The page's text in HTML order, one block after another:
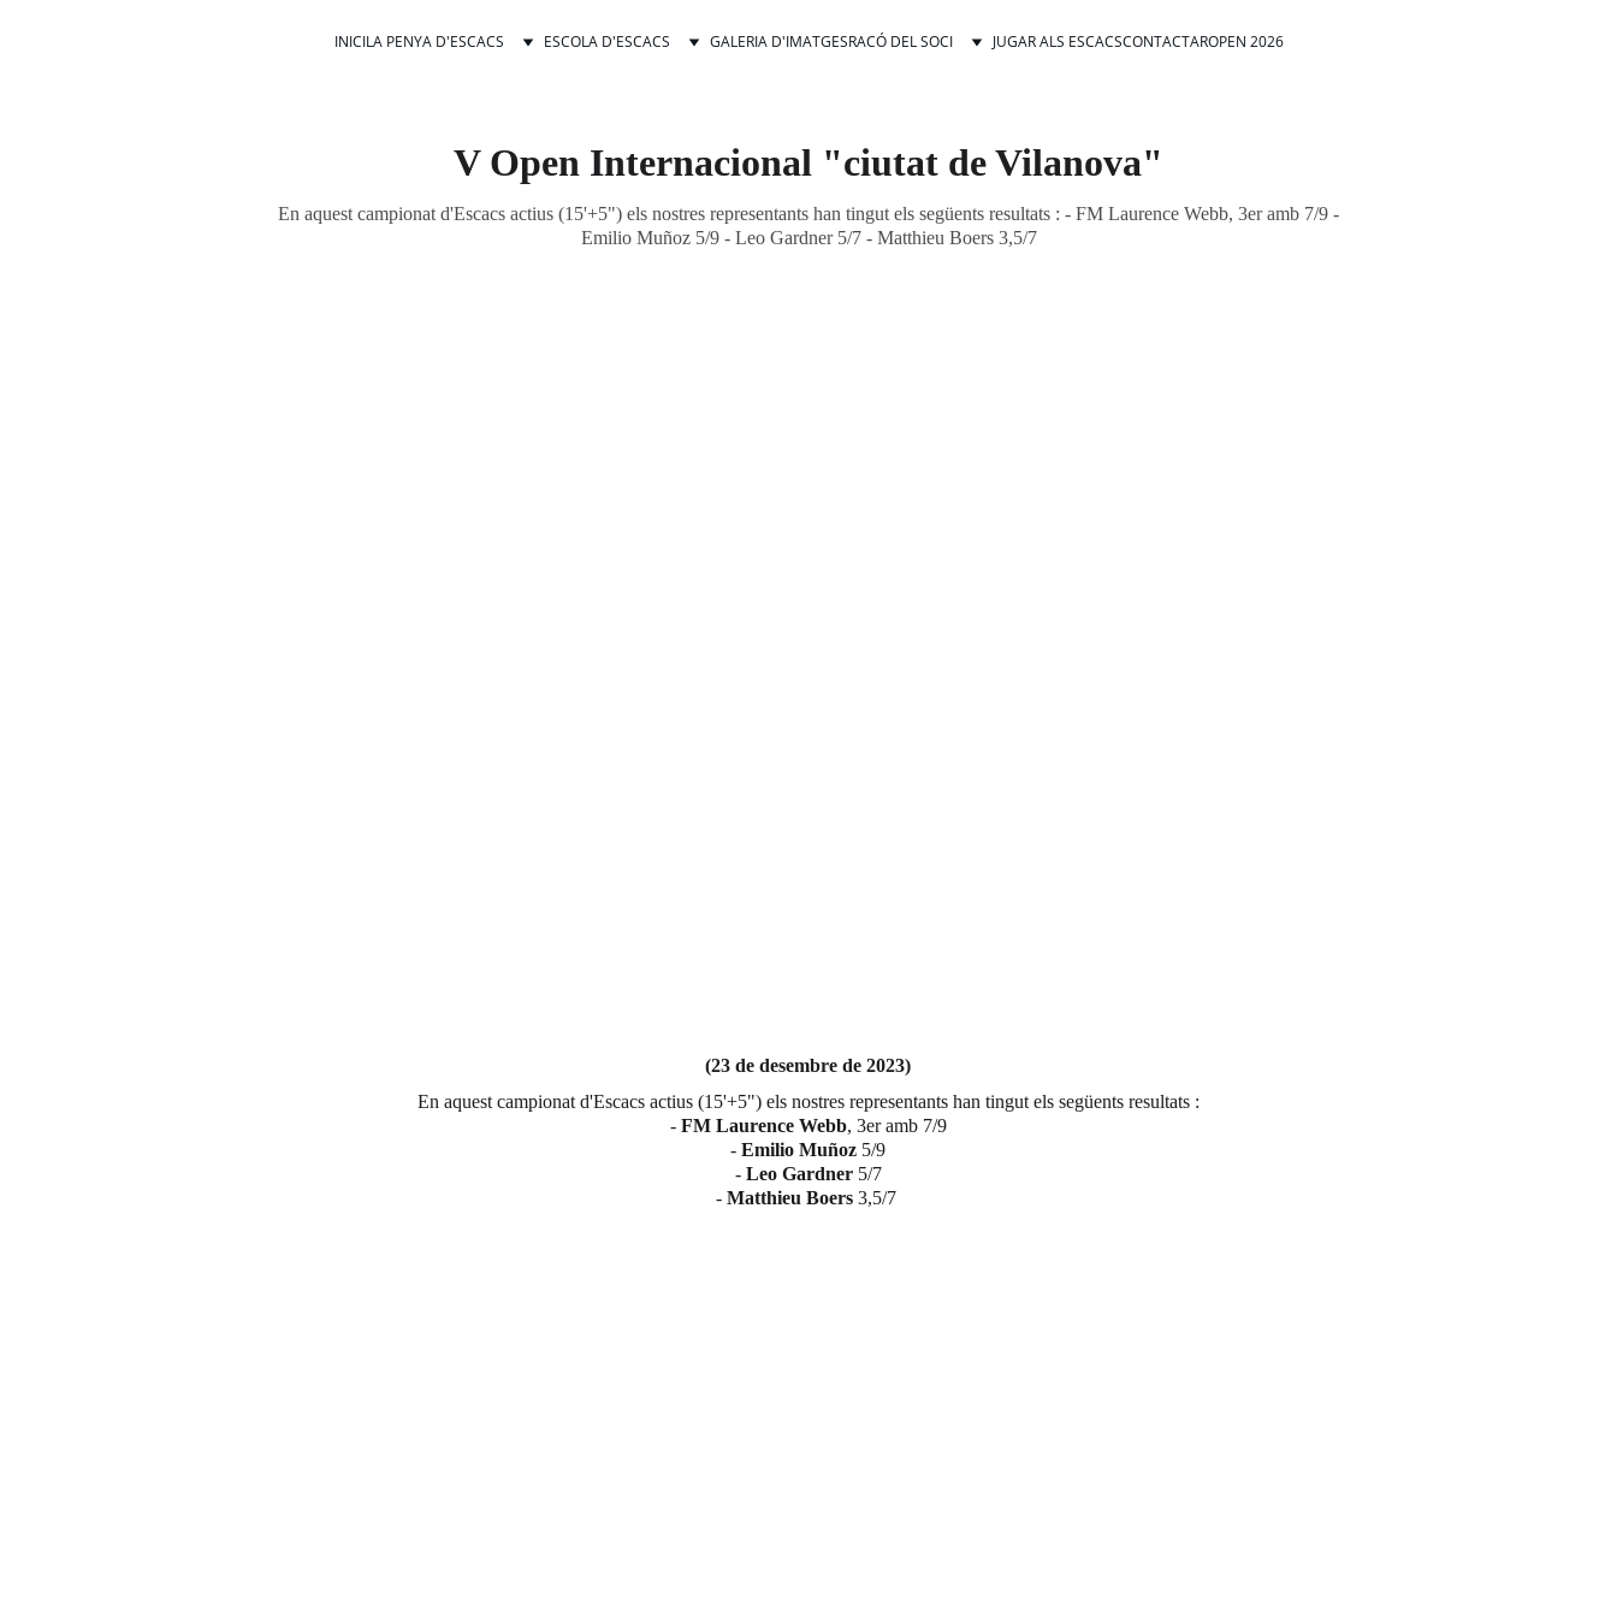
INICILA PENYA D'ESCACS ESCOLA D'ESCACS GALERIA D'IMATGESRACÓ DEL SOCI JUGAR ALS ESCACSCONTACTAROPEN 2026
V Open Internacional "ciutat de Vilanova"
En aquest campionat d'Escacs actius (15'+5") els nostres representants han tingut els següents resultats : - FM Laurence Webb, 3er amb 7/9 -
Emilio Muñoz 5/9 - Leo Gardner 5/7 - Matthieu Boers 3,5/7
(23 de desembre de 2023)
En aquest campionat d'Escacs actius (15'+5") els nostres representants han tingut els següents resultats :
- FM Laurence Webb, 3er amb 7/9
- Emilio Muñoz 5/9
- Leo Gardner 5/7
- Matthieu Boers 3,5/7